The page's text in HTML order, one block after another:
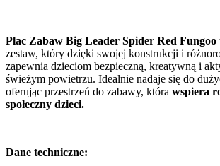
Plac Zabaw Big Leader Spider Red Fungoo
zestaw, który dzięki swojej konstrukcji i
zapewnia dzieciom bezpieczną, kreatywną i
świeżym powietrzu. Idealnie nadaje się do
oferując przestrzeń do zabawy, która wspiera
społeczny dzieci.
Dane techniczne: